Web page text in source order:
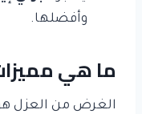
وأفضلها.
ما هي
الغرض من العزل هو